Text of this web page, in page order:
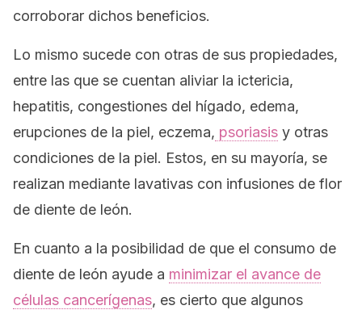
corroborar dichos beneficios.
Lo mismo sucede con otras de sus propiedades,
entre las que se cuentan aliviar la ictericia,
hepatitis, congestiones del hígado, edema,
erupciones de la piel, eczema, psoriasis y otras
condiciones de la piel. Estos, en su mayoría, se
realizan mediante lavativas con infusiones de flor
de diente de león.
En cuanto a la posibilidad de que el consumo de
diente de león ayude a minimizar el avance de
células cancerígenas, es cierto que algunos